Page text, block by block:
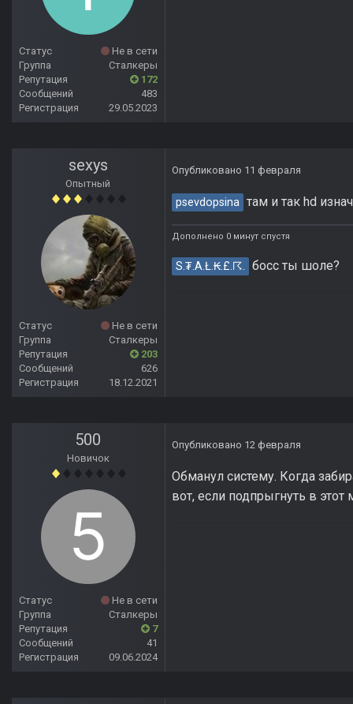
Статус
Не в сети
Группа
Сталкеры
Репутация
172
Сообщений
483
Регистрация
29.05.2023
sexys
Опытный
Статус
Не в сети
Группа
Сталкеры
Репутация
203
Сообщений
626
Регистрация
18.12.2021
Опубликовано 11 февраля
psevdopsina там и так hd
Дополнено 0 минут спустя
S.₮.A.Ł.₭.£.☈. босс ты шоле?
500
Новичок
Статус
Не в сети
Группа
Сталкеры
Репутация
7
Сообщений
41
Регистрация
09.06.2024
Опубликовано 12 февраля
Обманул систему. Когда
вот, если подпрыгнуть в этот